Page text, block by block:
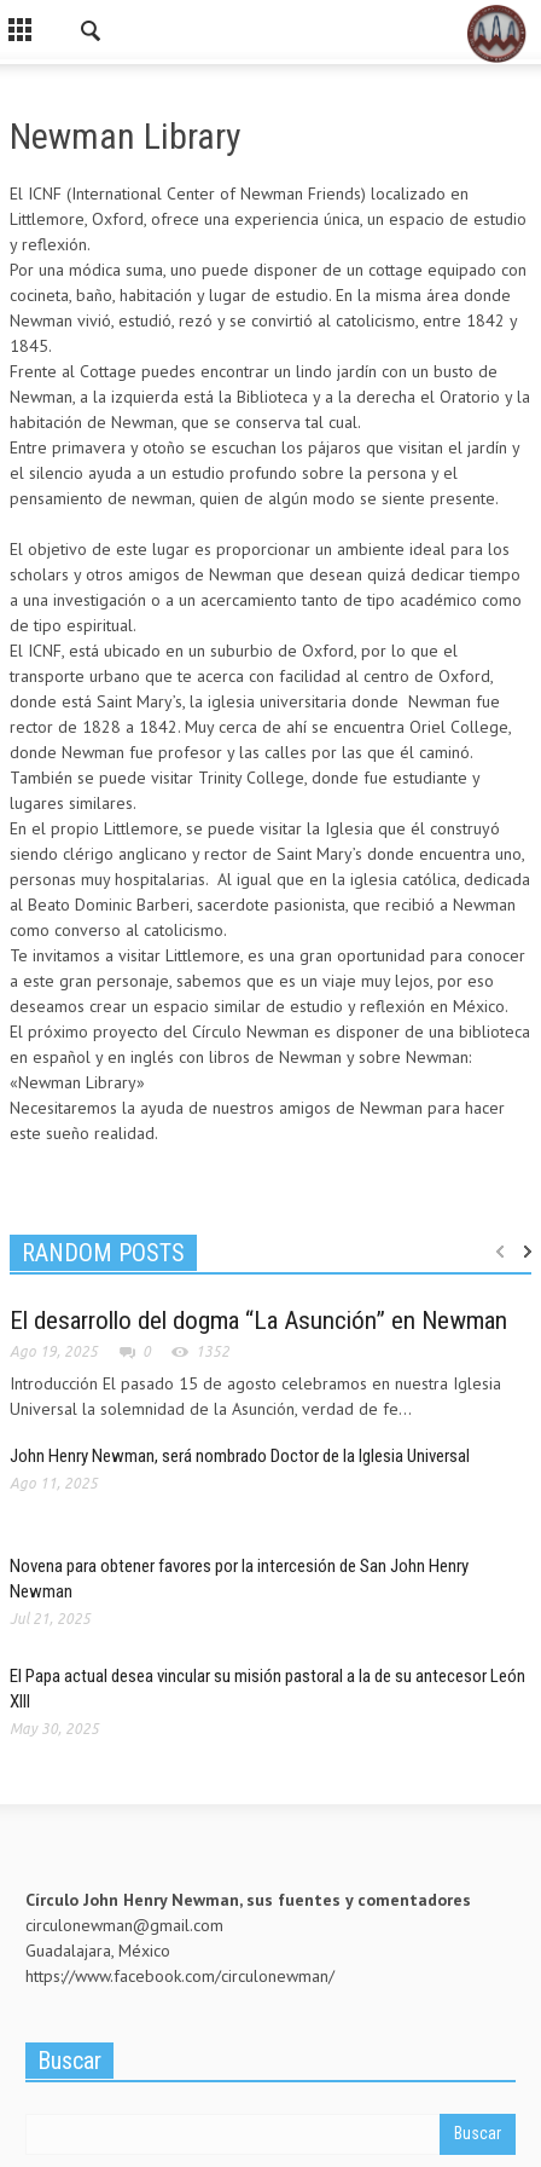
Newman Library
El ICNF (International Center of Newman Friends) localizado en
Littlemore, Oxford, ofrece una experiencia única, un espacio de estudio
y reflexión.
Por una módica suma, uno puede disponer de un cottage equipado con
cocineta, baño, habitación y lugar de estudio. En la misma área donde
Newman vivió, estudió, rezó y se convirtió al catolicismo, entre 1842 y
1845.
Frente al Cottage puedes encontrar un lindo jardín con un busto de
Newman, a la izquierda está la Biblioteca y a la derecha el Oratorio y la
habitación de Newman, que se conserva tal cual.
Entre primavera y otoño se escuchan los pájaros que visitan el jardín y
el silencio ayuda a un estudio profundo sobre la persona y el
pensamiento de newman, quien de algún modo se siente presente.
El objetivo de este lugar es proporcionar un ambiente ideal para los
scholars y otros amigos de Newman que desean quizá dedicar tiempo
a una investigación o a un acercamiento tanto de tipo académico como
de tipo espiritual.
El ICNF, está ubicado en un suburbio de Oxford, por lo que el
transporte urbano que te acerca con facilidad al centro de Oxford,
donde está Saint Mary’s, la iglesia universitaria donde Newman fue
rector de 1828 a 1842. Muy cerca de ahí se encuentra Oriel College,
donde Newman fue profesor y las calles por las que él caminó.
También se puede visitar Trinity College, donde fue estudiante y
lugares similares.
En el propio Littlemore, se puede visitar la Iglesia que él construyó
siendo clérigo anglicano y rector de Saint Mary’s donde encuentra uno,
personas muy hospitalarias. Al igual que en la iglesia católica, dedicada
al Beato Dominic Barberi, sacerdote pasionista, que recibió a Newman
como converso al catolicismo.
Te invitamos a visitar Littlemore, es una gran oportunidad para conocer
a este gran personaje, sabemos que es un viaje muy lejos, por eso
deseamos crear un espacio similar de estudio y reflexión en México.
El próximo proyecto del Círculo Newman es disponer de una biblioteca
en español y en inglés con libros de Newman y sobre Newman:
«Newman Library»
Necesitaremos la ayuda de nuestros amigos de Newman para hacer
este sueño realidad.
RANDOM POSTS
El desarrollo del dogma “La Asunción” en Newman
Ago 19, 2025 0 1352
Introducción El pasado 15 de agosto celebramos en nuestra Iglesia
Universal la solemnidad de la Asunción, verdad de fe...
John Henry Newman, será nombrado Doctor de la Iglesia Universal
Ago 11, 2025
Novena para obtener favores por la intercesión de San John Henry
Newman
Jul 21, 2025
El Papa actual desea vincular su misión pastoral a la de su antecesor León
XIII
May 30, 2025
Círculo John Henry Newman, sus fuentes y comentadores
circulonewman@gmail.com
Guadalajara, México
https://www.facebook.com/circulonewman/
Buscar